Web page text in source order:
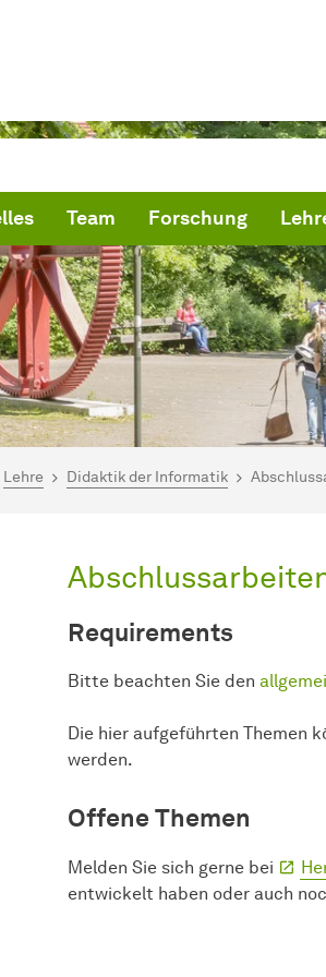
Team Forschung
hier:
Lehre Didaktik der Informatik
Requirements
Bitte beachten Sie den
Die hier aufgeführten Themen
werden.
Offene Themen
Melden Sie sich gerne bei
entwickelt haben oder auch